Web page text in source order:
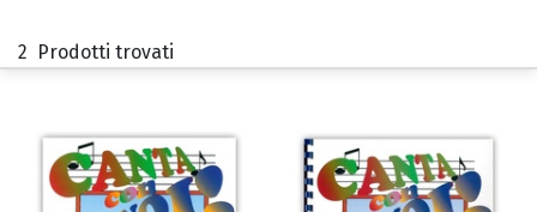
2 Prodotti trovati